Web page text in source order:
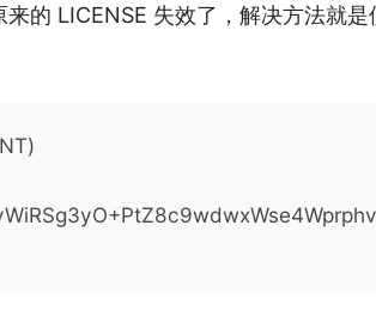
的 LICENSE 失效了，解决方法就是